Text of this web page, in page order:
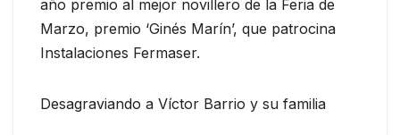
año premio al mejor novillero de la Feria de
Marzo, premio ‘Ginés Marín’, que patrocina
Instalaciones Fermaser.
Desagraviando a Víctor Barrio y su familia